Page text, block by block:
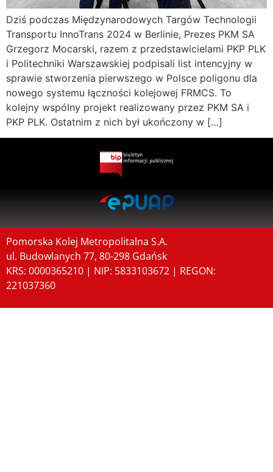
Dziś podczas Międzynarodowych Targów Technologii
Transportu InnoTrans 2024 w Berlinie, Prezes PKM SA
Grzegorz Mocarski, razem z przedstawicielami PKP PLK
i Politechniki Warszawskiej podpisali list intencyjny w
sprawie stworzenia pierwszego w Polsce poligonu dla
nowego systemu łączności kolejowej FRMCS. To
kolejny wspólny projekt realizowany przez PKM SA i
PKP PLK. Ostatnim z nich był ukończony w […]
Pomorska Kolej Metropolitalna S.A.
ul. Budowlanych 77, 80-298 Gdańsk
KRS: 0000365210 | NIP: 5833103672 | REGON:
221037360